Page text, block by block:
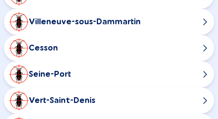
Villeneuve-sous-Dammartin
Cesson
Seine-Port
Vert-Saint-Denis